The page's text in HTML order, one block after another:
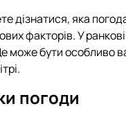
яка
факторів. У
може бути особливо
погоди